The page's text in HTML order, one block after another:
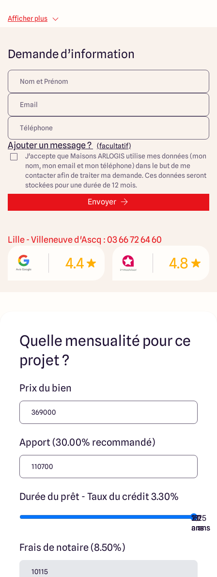
Cette localité vous charmera par son calme tout en étant
à proximité des écoles, garderies et espaces verts,
tranquillité dans un cadre verdoyant.
Découvrez toutes nos offres et réalisations ARLOGIS sur
notre site Internet. Visuel d'illustration. Le modèle est
totalement adaptable à vos envies et besoins et
personnalisable grâce à de nombreuses options de
finition. Nous consulter pour plus d’informations. Le prix
affiché comprend le coût du terrain et de la construction
hors frais de notaire et taxes. Les annonces de terrains
constructibles sont sélectionnées auprès de nos
partenaires fonciers selon disponibilités et autorisation
de publicité en vue de construire une maison neuve avec
un Contrat de Construction de Maison Individuelle dans le
cadre de la loi du 19/12/1990. Ces derniers sont soit des
professionnels dûment habilités à la transaction
immobilière, soit des particuliers. Les terrains
sélectionnés sont disponibles à la date de la première
jouent un rôle d’intermédiation ou de négociation sur la
transaction et ne participent à la vente. Prix indiqués par
nos partenaires fonciers.
Afficher plus
Demande d’information
Ajouter un message ?
(facultatif)
J'accepte que Maisons ARLOGIS utilise mes données (mon
nom, mon email et mon téléphone) dans le but de me
contacter afin de traiter ma demande. Ces données seront
stockées pour une durée de 12 mois.
Envoyer
Lille - Villeneuve d'Ascq : 03 66 72 64 60
4.4 4.8
Quelle mensualité pour ce
projet ?
Prix du bien
Apport (30.00% recommandé)
Durée du prêt - Taux du crédit 3.30%
7
ans
10
ans
15
ans
20
ans
25
ans
Frais de notaire (8.50%)